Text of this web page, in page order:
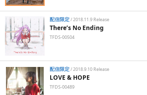
配信限定/2018.11.9 Release
There’s No Ending
TFDS-00504
配信限定/2018.9.10 Release
LOVE & HOPE
TFDS-00489